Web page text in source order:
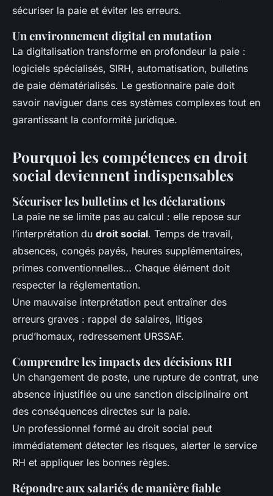
sécuriser la paie et éviter les erreurs.
Un environnement digital en mutation
La digitalisation transforme en profondeur la paie :
logiciels spécialisés, SIRH, automatisation, bulletins
de paie dématérialisés. Le gestionnaire paie doit
savoir naviguer dans ces systèmes complexes tout en
garantissant la conformité juridique.
Pourquoi les compétences en droit
social deviennent indispensables
Sécuriser les bulletins et les déclarations
La paie ne se limite pas au calcul : elle repose sur
l’interprétation du droit social. Temps de travail,
absences, congés payés, heures supplémentaires,
primes conventionnelles… Chaque élément doit
respecter la réglementation.
Une mauvaise interprétation peut entraîner des
erreurs graves : rappel de salaires, litiges
prud’homaux, redressement URSSAF.
Comprendre les impacts des décisions RH
Un changement de poste, une rupture de contrat, une
absence injustifiée ou une sanction disciplinaire ont
des conséquences directes sur la paie.
Un professionnel formé au droit social peut
immédiatement détecter les risques, alerter le service
RH et appliquer les bonnes règles.
Répondre aux salariés de manière fiable